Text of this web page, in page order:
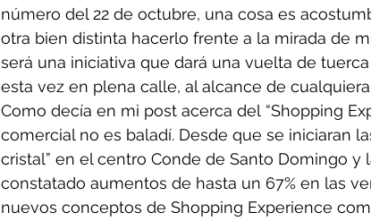
número del 22 de octubre, una cosa es
otra bien distinta hacerlo frente a la mirada de
será una iniciativa que dará una vuelta de
esta vez en plena calle, al alcance de
Como decía en mi post acerca del “Shopping
comercial no es baladí. Desde que se iniciaran
cristal” en el centro Conde de Santo Domingo y
constatado aumentos de hasta un 67% en las
nuevos conceptos de Shopping Experience